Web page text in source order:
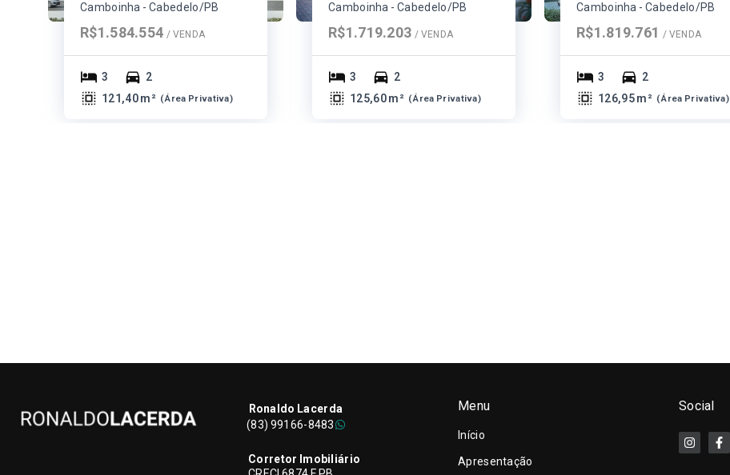
Camboinha - Cabedelo/PB
R$1.584.554 / VENDA
3
2
121,40 m² (Área Privativa)
Camboinha - Cabedelo/PB
R$1.719.203 / VENDA
3
2
125,60 m² (Área Privativa)
Camboinha - Cabedelo/PB
R$1.819.761 / VENDA
3
2
126,95 m² (Área Privativa)
Ronaldo Lacerda
(83) 99166-8483
Corretor Imobiliário
Menu
Início
Apresentação
Social